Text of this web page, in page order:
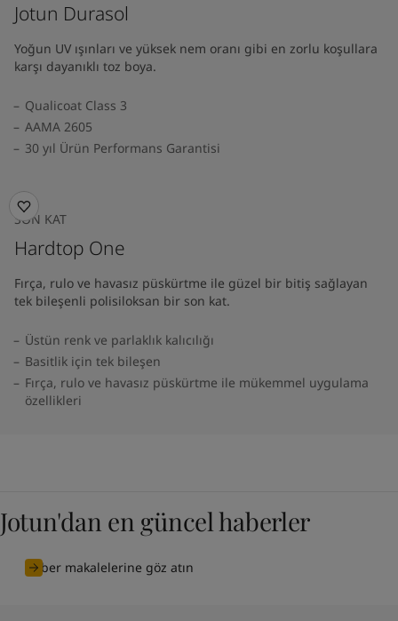
Jotun Durasol
Yoğun UV ışınları ve yüksek nem oranı gibi en zorlu koşullara
karşı dayanıklı toz boya.
Qualicoat Class 3
AAMA 2605
30 yıl Ürün Performans Garantisi
SON KAT
Hardtop One
Fırça, rulo ve havasız püskürtme ile güzel bir bitiş sağlayan
tek bileşenli polisiloksan bir son kat.
Üstün renk ve parlaklık kalıcılığı
Basitlik için tek bileşen
Fırça, rulo ve havasız püskürtme ile mükemmel uygulama
özellikleri
Jotun'dan en güncel haberler
Haber makalelerine göz atın